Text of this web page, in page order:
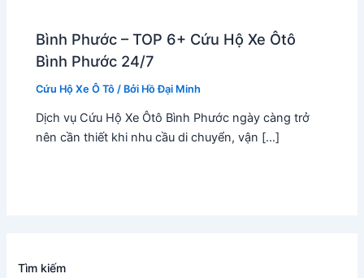
Bình Phước – TOP 6+ Cứu Hộ Xe Ôtô
Bình Phước 24/7
Cứu Hộ Xe Ô Tô / Bởi Hồ Đại Minh
Dịch vụ Cứu Hộ Xe Ôtô Bình Phước ngày càng trở
nên cần thiết khi nhu cầu di chuyển, vận […]
Tìm kiếm